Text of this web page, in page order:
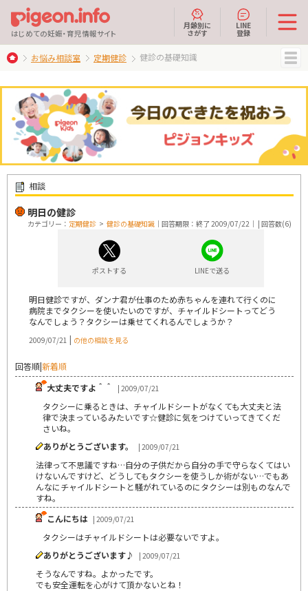
はじめての妊娠・育児情報サイト
月齢別に
さがす
LINE
登録
お悩み相談室 定期健診 健診の基礎知識
相談
明日の健診
カテゴリー： 定期健診 > 健診の基礎知識 ｜回答期限：終了 2009/07/22｜ | 回答数(6)
ポストする LINEで送る
明日健診ですが、ダンナ君が仕事のため赤ちゃんを連れて行くのに
病院までタクシーを使いたいのですが、チャイルドシートってどう
なんでしょう？タクシーは乗せてくれるんでしょうか？
2009/07/21 | の他の相談を見る
回答順|新着順
大丈夫ですよ＾＾
| 2009/07/21
タクシーに乗るときは、チャイルドシートがなくても大丈夫と法
律で決まっているみたいです☆健診に気をつけていってきてくだ
さいね。
ありがとうございます。
| 2009/07/21
法律って不思議ですね…自分の子供だから自分の手で守らなくてはい
けないんですけど、どうしてもタクシーを使うしか術がない…でもあ
んなにチャイルドシートと騒がれているのにタクシーは別ものなんで
すね。
こんにちは | 2009/07/21
タクシーはチャイルドシートは必要ないですよ。
ありがとうございます♪
| 2009/07/21
そうなんですね。よかったです。
でも安全運転を心がけて頂かないとね！